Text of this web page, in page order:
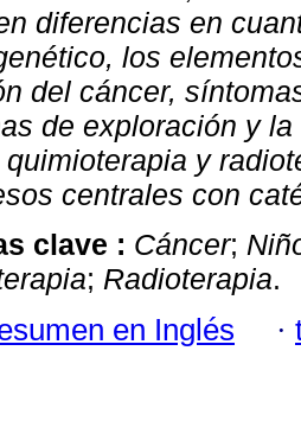
diferencias en
los
del cáncer,
de exploración y
y
centrales con
clave : Cáncer;
; Radioterapia.
en Inglés ·